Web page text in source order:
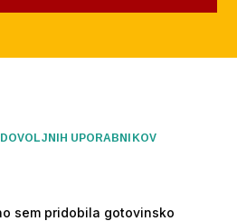
UPORABNIKOV
sem pridobila gotovinsko